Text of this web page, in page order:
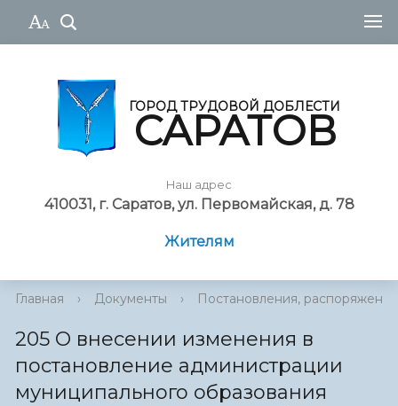
ГОРОД ТРУДОВОЙ ДОБЛЕСТИ
САРАТОВ
Наш адрес
410031, г. Саратов, ул. Первомайская, д. 78
Жителям
Главная › Документы › Постановления, распоряжения
205 О внесении изменения в
постановление администрации
муниципального образования